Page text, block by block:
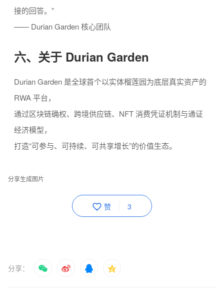
接的回答。”
—— Durian Garden 核心团队
六、关于 Durian Garden
Durian Garden 是全球首个以实体榴莲园为底层真实资产的
RWA 平台，
通过区块链确权、跨境供应链、NFT 消费凭证机制与通证
经济模型，
打造“可参与、可持续、可共享增长”的价值生态。
分享生成图片
赞 3
分享：